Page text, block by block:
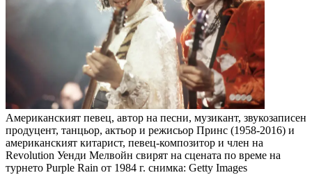
Американският певец, автор на песни, музикант, звукозаписен
продуцент, танцьор, актьор и режисьор Принс (1958-2016) и
американският китарист, певец-композитор и член на
Revolution Уенди Мелвойн свирят на сцената по време на
турнето Purple Rain от 1984 г. снимка: Getty Images